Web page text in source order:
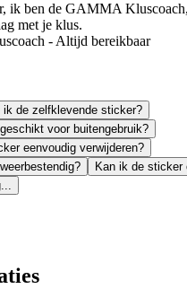
ik ben de GAMMA
met je klus.
- Altijd bereikbaar
ik de zelfklevende sticker?
voor buitengebruik?
eenvoudig verwijderen?
Kan ik de sticker